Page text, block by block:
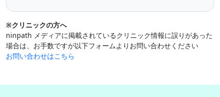
※クリニックの方へ
ninpath メディアに掲載されているクリニック情報に誤りがあった
場合は、お手数ですが以下フォームよりお問い合わせください
お問い合わせはこちら